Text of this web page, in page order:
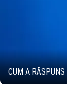
CUM A